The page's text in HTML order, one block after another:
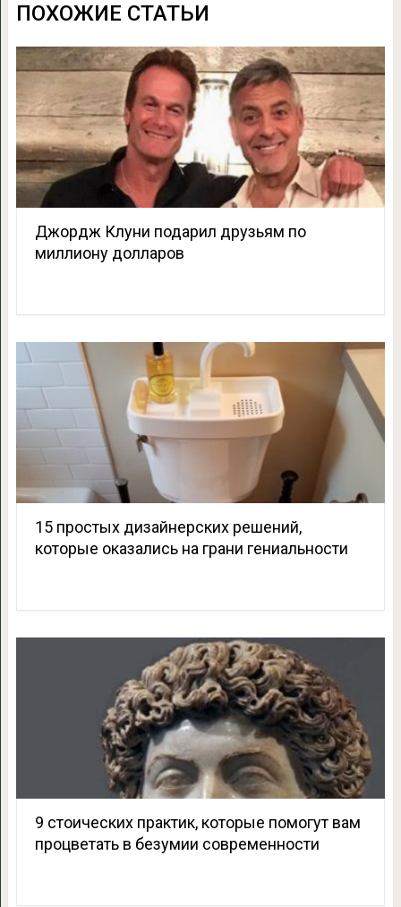
ПОХОЖИЕ СТАТЬИ
Джордж Клуни подарил друзьям по
миллиону долларов
15 простых дизайнерских решений,
которые оказались на грани гениальности
9 стоических практик, которые помогут вам
процветать в безумии современности